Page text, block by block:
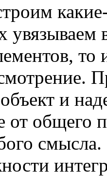
и
от общего